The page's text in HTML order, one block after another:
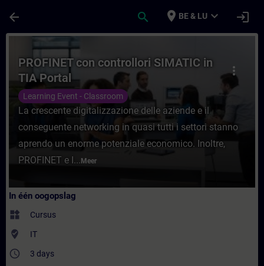
arrow_back search place BE & LU expand_more login
Cursus - PROFINET con controllori
more_vert
PROFINET con controllori SIMATIC in
TIA Portal
Learning Event - Classroom
La crescente digitalizzazione delle aziende e il
conseguente networking in quasi tutti i settori stanno
aprendo un enorme potenziale economico. Inoltre,
PROFINET e I... Meer
In één oogopslag
widgets Cursus
where_to_vote IT
access_time 3 days